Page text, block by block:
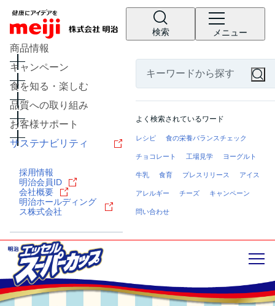
検索 メニュー
商品情報
キャンペーン
食を知る・楽しむ
品質への取り組み
お客様サポート
サステナビリティ
採用情報
明治会員ID
会社概要
明治ホールディング
ス株式会社
よく検索されているワード
レシピ 食の栄養バランスチェック
チョコレート 工場見学 ヨーグルト
牛乳 食育 プレスリリース アイス
アレルギー チーズ キャンペーン
問い合わせ